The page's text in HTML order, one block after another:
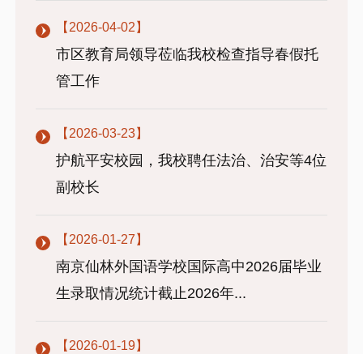
【2026-04-02】
市区教育局领导莅临我校检查指导春假托
管工作
【2026-03-23】
护航平安校园，我校聘任法治、治安等4位
副校长
【2026-01-27】
南京仙林外国语学校国际高中2026届毕业
生录取情况统计截止2026年...
【2026-01-19】